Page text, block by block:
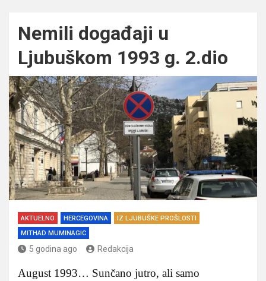
Nemili događaji u
Ljubuškom 1993 g. 2.dio
AKTUELNO HERCEGOVINA
IZ LJUBUŠKE PROŠLOSTI
MITHAD MUMINAGIC
5 godina ago Redakcija
August 1993… Sunčano jutro, ali samo